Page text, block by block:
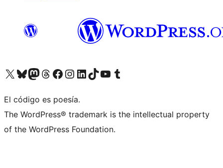
Visita nuestra cuenta de X (anteriormente Twitter)
Visita nuestra cuenta de Bluesky
Visita nuestra cuenta de Mastodon
Visita nuestra cuenta de Threads
Visita nuestra página de Facebook
Visita nuestra cuenta de Instagram
Visita nuestra cuenta de LinkedIn
Visita nuestra cuenta de TikTok
Visita nuestro canal de YouTube
Visita nuestra cuenta de Tumblr
El código es poesía.
The WordPress® trademark is the intellectual property
of the WordPress Foundation.